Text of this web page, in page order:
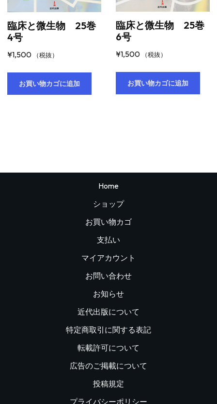
臨床と微生物 25巻
4号
¥1,500 （税抜）
お買い物カゴに追加
臨床と微生物 25巻
6号
¥1,500 （税抜）
お買い物カゴに追加
Home
ショップ
お買い物カゴ
支払い
マイアカウント
お問い合わせ
お知らせ
近代出版について
特定商取引に関する表記
転載許可について
広告のご掲載について
投稿規定
プライバシーポリシー